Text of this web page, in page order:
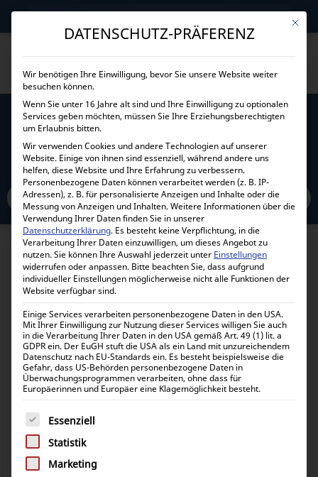
→
ÖLFILTER FÜR LOMBARDINI / KOHLER
LDW/KDW 1003 UND 1404
Home Alle Produkte Stromerzeuger und Ersatzteile
Ölfilter für Lombardini / Kohler LDW/KDW 1003 und 1404
18,86
22,44 € inkl. 19% MwSt.
Ölfilter für Lombardini / Kohler
LDW/KDW 1003 und 1404
Mit
DATENSCHUTZ-PRÄFERENZ
Wir benötigen Ihre Einwilligung, bevor Sie unsere Website weiter
besuchen können.
Wenn Sie unter 16 Jahre alt sind und Ihre Einwilligung zu optionalen
Services geben möchten, müssen Sie Ihre Erziehungsberechtigten
um Erlaubnis bitten.
Wir verwenden Cookies und andere Technologien auf unserer
Website. Einige von ihnen sind essenziell, während andere uns
helfen, diese Website und Ihre Erfahrung zu verbessern.
Personenbezogene Daten können verarbeitet werden (z. B. IP-
Adressen), z. B. für personalisierte Anzeigen und Inhalte oder die
Messung von Anzeigen und Inhalten.Weitere Informationen über die
Verwendung Ihrer Daten finden Sie in unserer
Datenschutzerklärung. Es besteht keine Verpflichtung, in die
Verarbeitung Ihrer Daten einzuwilligen, um dieses Angebot zu
nutzen.Sie können Ihre Auswahl jederzeit unter Einstellungen
widerrufen oder anpassen. Bitte beachten Sie, dass aufgrund
individueller Einstellungen möglicherweise nicht alle Funktionen der
Website verfügbar sind.
Einige Services verarbeiten personenbezogene Daten in den USA.
Mit Ihrer Einwilligung zur Nutzung dieser Services willigen Sie auch
in die Verarbeitung Ihrer Daten in den USA gemäß Art. 49 (1) lit. a
GDPR ein. Der EuGH stuft die USA als ein Land mit unzureichendem
Datenschutz nach EU-Standards ein. Es besteht beispielsweise die
Gefahr, dass US-Behörden personenbezogene Daten in
Überwachungsprogrammen verarbeiten, ohne dass für
Europäerinnen und Europäer eine Klagemöglichkeit besteht.
Es folgt eine Liste der Service-Gruppen, für die eine
Essenziell
Statistik
Marketing